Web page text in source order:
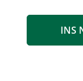
INS